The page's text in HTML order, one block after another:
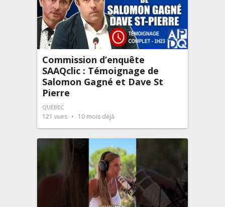
Commission d’enquête
SAAQclic : Témoignage de
Salomon Gagné et Dave St
Pierre
QUÉBEC
121 vues 10 mois déjà